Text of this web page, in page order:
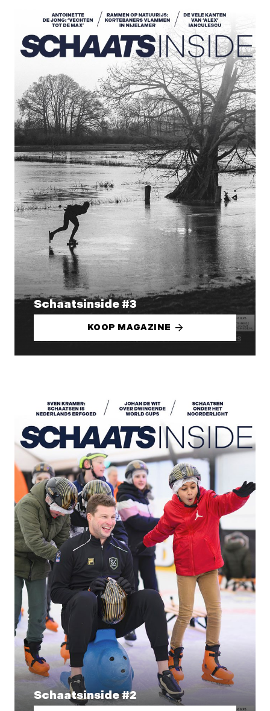
Schaatsinside #3
KOOP MAGAZINE
Schaatsinside #2